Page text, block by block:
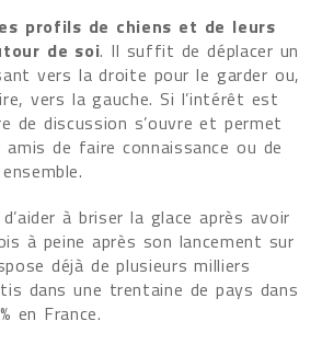
profils de chiens et de leurs
de soi. Il suffit de déplacer un
vers la droite pour le garder ou,
vers la gauche. Si l’intérêt est
de discussion s’ouvre et permet
amis de faire connaissance ou de
à briser la glace après avoir
à peine après son lancement sur
déjà de plusieurs milliers
dans une trentaine de pays dans
en France.